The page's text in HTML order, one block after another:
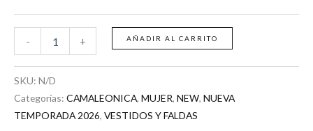
- + AÑADIR AL CARRITO
SKU: N/D
Categorías: CAMALEONICA, MUJER, NEW, NUEVA
TEMPORADA 2026, VESTIDOS Y FALDAS